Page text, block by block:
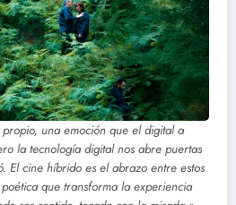
una emoción que el digital a
la tecnología digital nos abre puertas
El cine híbrido es el abrazo entre estos
que transforma la experiencia